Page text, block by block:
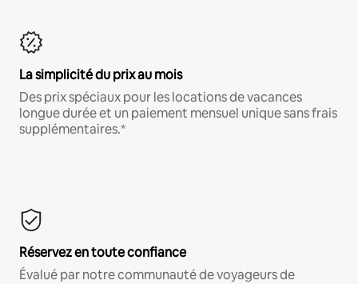
La simplicité du prix au mois
Des prix spéciaux pour les locations de vacances
longue durée et un paiement mensuel unique sans frais
supplémentaires.*
Réservez en toute confiance
Évalué par notre communauté de voyageurs de